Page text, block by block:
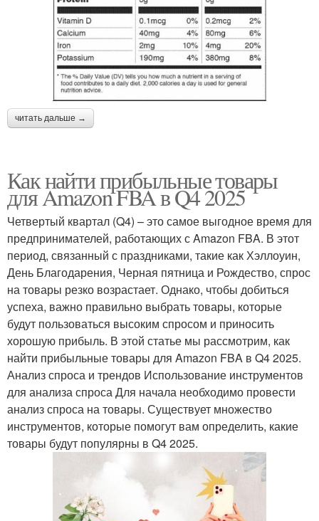
читать дальше →
Как найти прибыльные товары
для Amazon FBA в Q4 2025
Четвертый квартал (Q4) – это самое выгодное время для
предпринимателей, работающих с Amazon FBA. В этот
период, связанный с праздниками, такие как Хэллоуин,
День Благодарения, Черная пятница и Рождество, спрос
на товары резко возрастает. Однако, чтобы добиться
успеха, важно правильно выбрать товары, которые
будут пользоваться высоким спросом и приносить
хорошую прибыль. В этой статье мы рассмотрим, как
найти прибыльные товары для Amazon FBA в Q4 2025.
Анализ спроса и трендов Использование инструментов
для анализа спроса Для начала необходимо провести
анализ спроса на товары. Существует множество
инструментов, которые помогут вам определить, какие
товары будут популярны в Q4 2025.